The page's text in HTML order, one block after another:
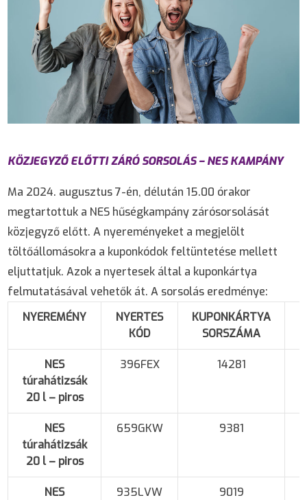
KÖZJEGYZŐ ELŐTTI ZÁRÓ SORSOLÁS – NES KAMPÁNY
Ma 2024. augusztus 7-én, délután 15.00 órakor
megtartottuk a NES hűségkampány zárósorsolását
közjegyző előtt. A nyereményeket a megjelölt
töltőállomásokra a kuponkódok feltüntetése mellett
eljuttatjuk. Azok a nyertesek által a kuponkártya
felmutatásával vehetők át. A sorsolás eredménye:
NYEREMÉNY
NYERTES
KÓD
KUPONKÁRTYA
SORSZÁMA
NES
túrahátizsák
20 l – piros
396FEX 14281
NES
túrahátizsák
20 l – piros
659GKW 9381
NES
935LVW 9019